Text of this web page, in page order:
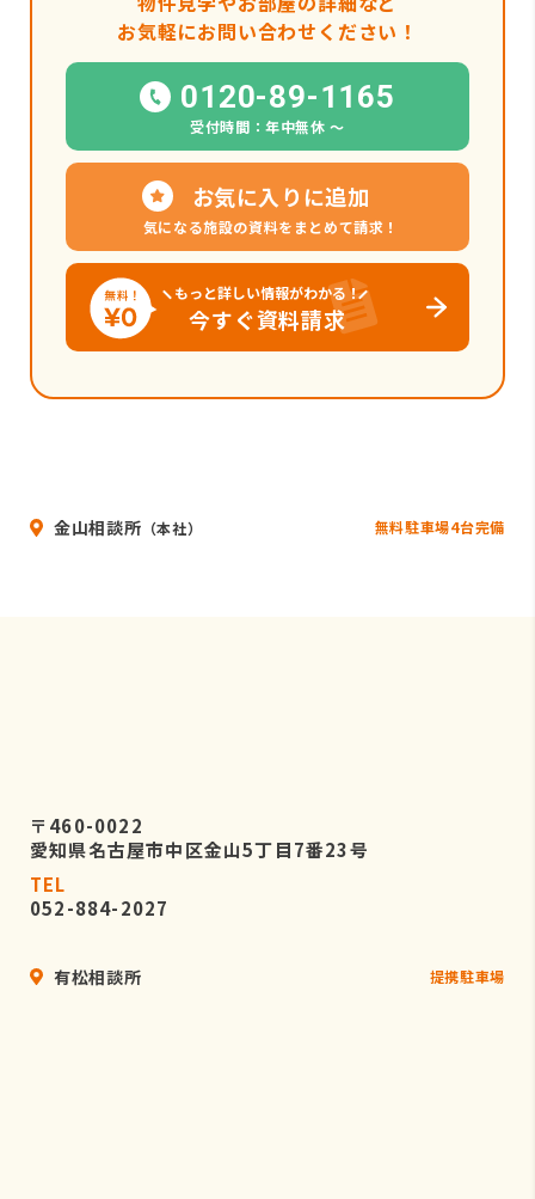
お気軽にお問い合わせください！
0120-89-1165
受付時間：年中無休 〜
お気に入りに追加
気になる施設の資料をまとめて請求！
もっと詳しい情報がわかる！
今すぐ資料請求
金山相談所 （本社） 無料駐車場4台完備
〒460-0022
愛知県名古屋市中区金山5丁目7番23号
TEL
052-884-2027
有松相談所 提携駐車場